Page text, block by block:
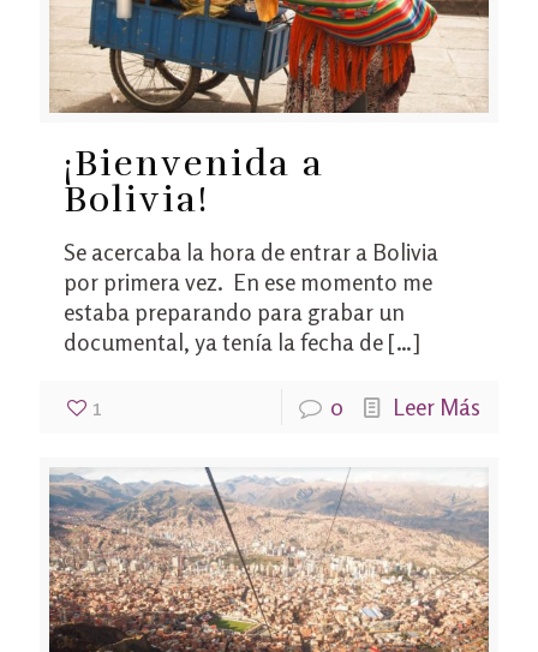
¡Bienvenida a
Bolivia!
Se acercaba la hora de entrar a Bolivia
por primera vez. En ese momento me
estaba preparando para grabar un
documental, ya tenía la fecha de […]
1 0 Leer Más